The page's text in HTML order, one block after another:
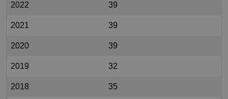
2022 39
2021 39
2020 39
2019 32
2018 35